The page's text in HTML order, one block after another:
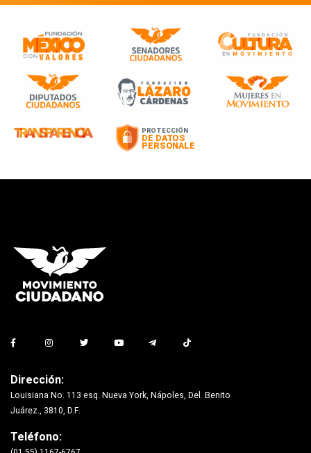
Dirección:
Louisiana No. 113 esq. Nueva York, Nápoles, Del. Benito
Juárez., 3810, D.F.
Teléfono: